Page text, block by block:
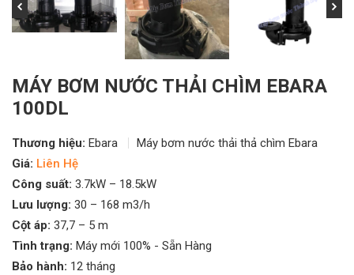
MÁY BƠM NƯỚC THẢI CHÌM EBARA
100DL
Thương hiệu: Ebara
Máy bơm nước thải thả chìm Ebara
Giá: Liên Hệ
Công suất: 3.7kW – 18.5kW
Lưu lượng: 30 – 168 m3/h
Cột áp: 37,7 – 5 m
Tình trạng: Máy mới 100% - Sẵn Hàng
Bảo hành: 12 tháng